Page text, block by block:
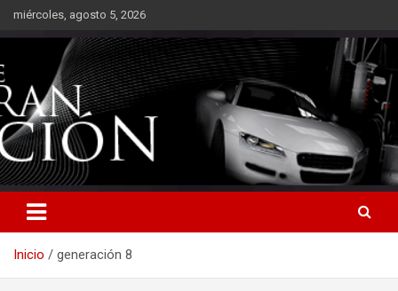
Saltarmiércoles, agosto 5, 2026
Inicio generación 8